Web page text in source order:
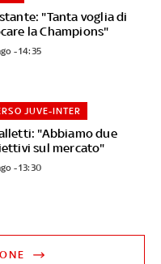
"Tanta voglia di
la Champions"
- 14:35
"Abbiamo due
sul mercato"
JUVE-INTER
- 13:30